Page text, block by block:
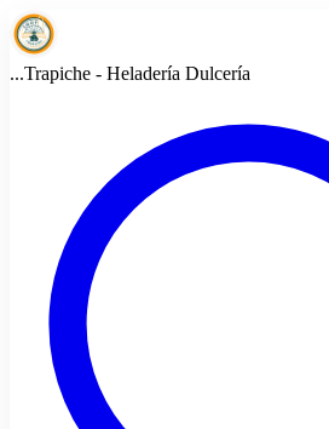
...Trapiche - Heladería Dulcería